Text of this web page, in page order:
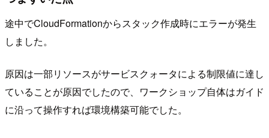
途中でCloudFormationからスタック作成時にエラーが発生
しました。
原因は一部リソースがサービスクォータによる制限値に達し
ていることが原因でしたので、ワークショップ自体はガイド
に沿って操作すれば環境構築可能でした。